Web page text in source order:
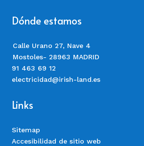
Dónde estamos
Calle Urano 27, Nave 4
Mostoles- 28963 MADRID
91 463 69 12
electricidad@irish-land.es
Links
Sitemap
Accesibilidad de sitio web